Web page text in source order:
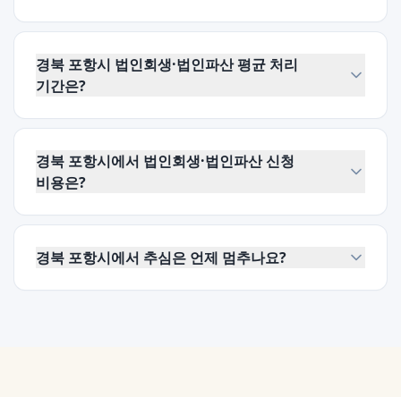
경북 포항시 법인회생·법인파산 평균 처리
기간은?
경북 포항시에서 법인회생·법인파산 신청
비용은?
경북 포항시에서 추심은 언제 멈추나요?